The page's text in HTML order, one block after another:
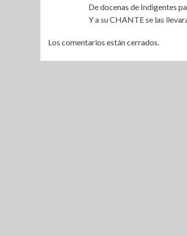
De docenas de Indigentes
Y a su CHANTE se las
Los comentarios están cerrados.